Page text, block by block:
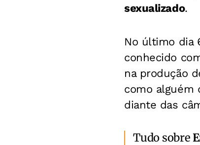
sexualizado.
No último dia
conhecido
na produção
como alguém
diante das
Tudo sobre